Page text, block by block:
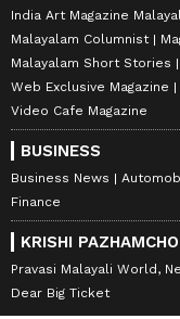
India Art Magazine
Malayalam Columnist
Malayalam Short Stories
Web Exclusive Magazine
Video Cafe Magazine
BUSINESS
Business News
Finance
KRISHI
Pravasi Malayali World,
Dear Big Ticket